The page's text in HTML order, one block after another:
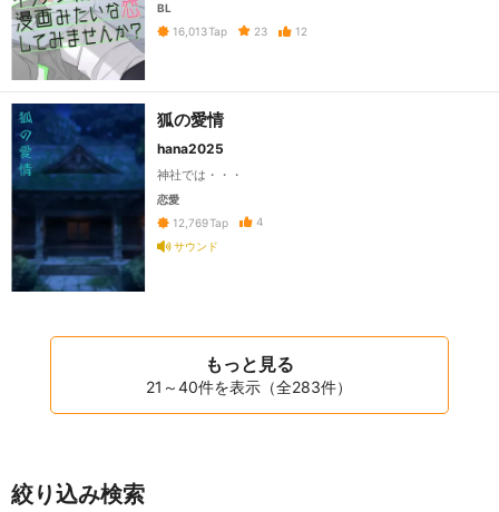
BL
16,013Tap 23 12
狐の愛情
hana2025
神社では・・・
恋愛
12,769Tap
4
サウンド
もっと見る
21～40件を表示（全283件）
絞り込み検索